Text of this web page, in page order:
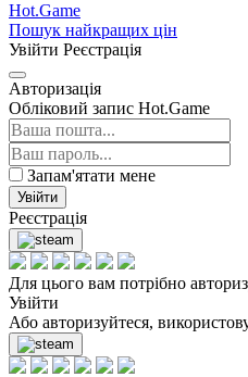
Hot.Game
Пошук найкращих цін
Увійти Реєстрація
Авторизація
Обліковий запис Hot.Game
Запам'ятати мене
Увійти
Реєстрація
Для цього вам потрібно
Увійти
Або авторизуйтеся,